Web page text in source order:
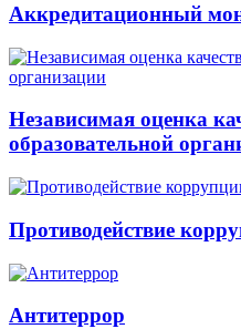
Аккредитационный
Независимая оценка
образовательной
Противодействие
Антитеррор